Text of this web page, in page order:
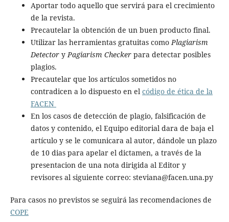
Aportar todo aquello que servirá para el crecimiento
de la revista.
Precautelar la obtención de un buen producto final.
Utilizar las herramientas gratuitas comoPlagiarism
DetectoryPagiarism Checkerpara detectar posibles
plagios.
Precautelar que los artículos sometidos no
contradicen a lo dispuesto en el código de ética de la
FACEN
En los casos de detección de plagio, falsificación de
datos y contenido, el Equipo editorial dara de baja el
artículo y se le comunicara al autor, dándole un plazo
de 10 dias para apelar el dictamen, a través de la
presentacion de una nota dirigida al Editor y
revisores al siguiente correo: steviana@facen.una.py
Para casos no previstos se seguirá las recomendaciones de
COPE